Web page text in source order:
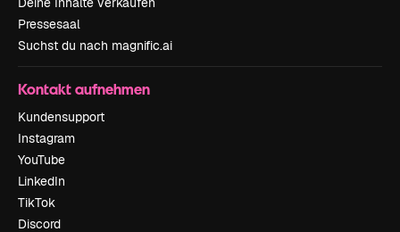
Pressesaal
Suchst du nach magnific.ai
Kontakt aufnehmen
Kundensupport
Instagram
YouTube
LinkedIn
TikTok
Discord